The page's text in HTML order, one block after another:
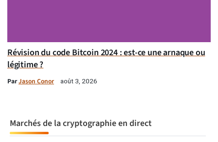
Révision du code Bitcoin 2024 : est-ce une arnaque ou
légitime ?
ParJason Conor août 3, 2026
Marchés de la cryptographie en direct